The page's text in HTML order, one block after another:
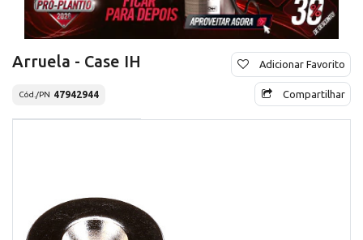
Arruela - Case IH
Cód./PN 47942944
Adicionar Favorito
Compartilhar